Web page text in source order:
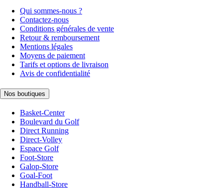
Qui sommes-nous ?
Contactez-nous
Conditions générales de vente
Retour & remboursement
Mentions légales
Moyens de paiement
Tarifs et options de livraison
Avis de confidentialité
Nos boutiques
Basket-Center
Boulevard du Golf
Direct Running
Direct-Volley
Espace Golf
Foot-Store
Galop-Store
Goal-Foot
Handball-Store